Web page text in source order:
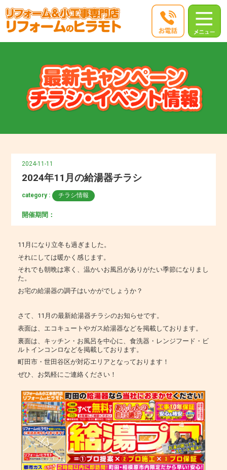
2024-11-11
2024年11月の給湯器チラシ
category : チラシ情報
開催期間：
11月になり立冬も過ぎました。
それにしては暖かく感じます。
それでも朝晩は寒く、温かいお風呂がありがたい季節になりまし
た。
お宅の給湯器の調子はいかがでしょうか？
さて、11月の最新給湯器チラシのお知らせです。
表面は、エコキュートやガス給湯器などを掲載しております。
裏面は、キッチン・お風呂を中心に、食洗器・レンジフード・ビ
ルトインコンロなどを掲載しております。
町田市・世田谷区が対応エリアとなっております！
ぜひ、お気軽にご連絡ください！